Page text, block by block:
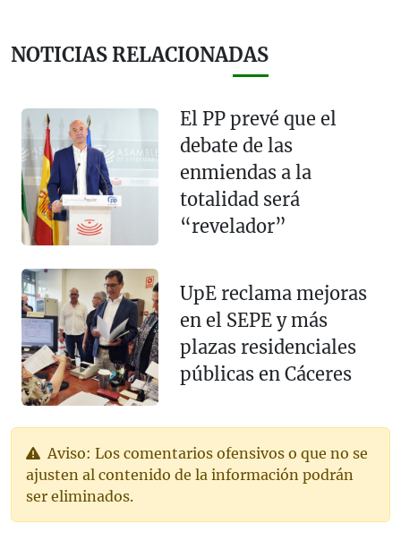
NOTICIAS RELACIONADAS
El PP prevé que el
debate de las
enmiendas a la
totalidad será
“revelador”
UpE reclama mejoras
en el SEPE y más
plazas residenciales
públicas en Cáceres
Aviso: Los comentarios ofensivos o que no se
ajusten al contenido de la información podrán
ser eliminados.